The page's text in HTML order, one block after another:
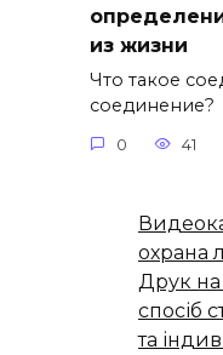
из жизни
Что такое
соединение?
0 41
охрана
Друк на
спосіб
та